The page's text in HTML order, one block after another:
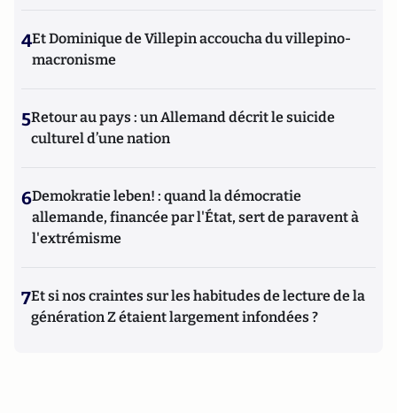
4Et Dominique de Villepin accoucha du villepino-
macronisme
5Retour au pays : un Allemand décrit le suicide
culturel d’une nation
6Demokratie leben! : quand la démocratie
allemande, financée par l'État, sert de paravent à
l'extrémisme
7Et si nos craintes sur les habitudes de lecture de la
génération Z étaient largement infondées ?